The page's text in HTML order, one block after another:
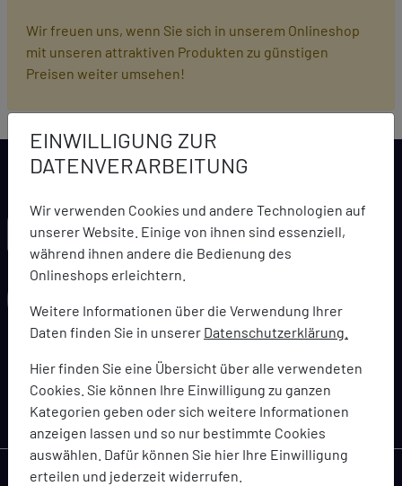
EINWILLIGUNG ZUR
DATENVERARBEITUNG
Wir verwenden Cookies und andere Technologien auf
unserer Website. Einige von ihnen sind essenziell,
während ihnen andere die Bedienung des
Onlineshops erleichtern.
Weitere Informationen über die Verwendung Ihrer
Daten finden Sie in unserer Datenschutzerklärung.
Hier finden Sie eine Übersicht über alle verwendeten
Cookies. Sie können Ihre Einwilligung zu ganzen
Kategorien geben oder sich weitere Informationen
anzeigen lassen und so nur bestimmte Cookies
auswählen. Dafür können Sie hier Ihre Einwilligung
erteilen und jederzeit widerrufen.
Wir freuen uns, wenn Sie sich in unserem Onlineshop
mit unseren attraktiven Produkten zu günstigen
Preisen weiter umsehen!
LARCA NEWSLETTER
Bleiben Sie immer topaktuell informiert über Angebote,
Coupons und Gutscheinaktionen